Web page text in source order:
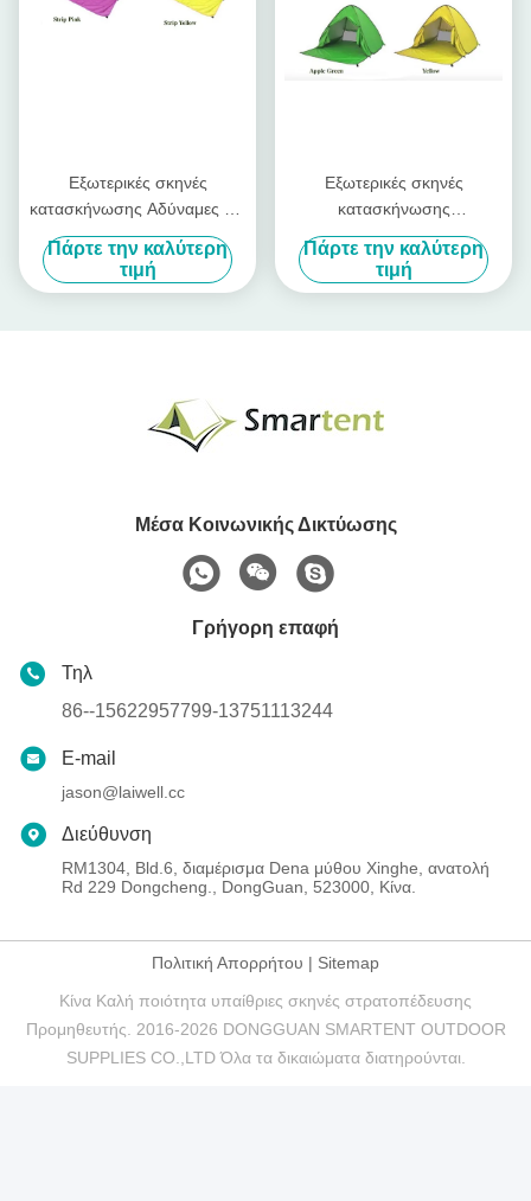
Εξωτερικές σκηνές
κατασκήνωσης Αδύναμες και
εύκολες στην εγκατάσταση
για όλες τις ανάγκες σας στο
εξωτερικό, ταιριάζουν σε 2
Πάρτε την καλύτερη
τιμή
Εξωτερικές σκηνές
κατασκήνωσης
Αυτοματοποιημένη σκηνή
παραλίας Plus Size Ασημένια
επίστρωση 190T Πολυέστερ
Πάρτε την καλύτερη
τιμή
Μέσα Κοινωνικής Δικτύωσης
Γρήγορη επαφή
Τηλ
86--15622957799-13751113244
E-mail
jason@laiwell.cc
Διεύθυνση
RM1304, Bld.6, διαμέρισμα Dena μύθου Xinghe, ανατολή
Rd 229 Dongcheng., DongGuan, 523000, Κίνα.
Πολιτική Απορρήτου | Sitemap
Κίνα Καλή ποιότητα υπαίθριες σκηνές στρατοπέδευσης
Προμηθευτής. 2016-2026 DONGGUAN SMARTENT OUTDOOR
SUPPLIES CO.,LTD Όλα τα δικαιώματα διατηρούνται.